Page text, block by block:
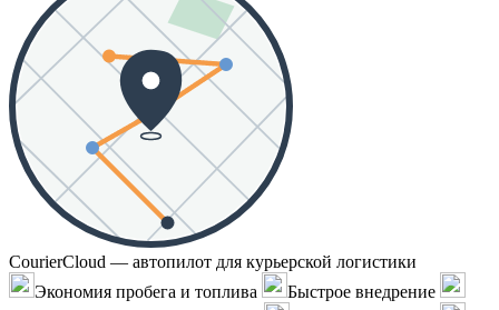
CourierCloud — автопилот для курьерской логистики
Экономия пробега и топлива
Быстрое внедрение